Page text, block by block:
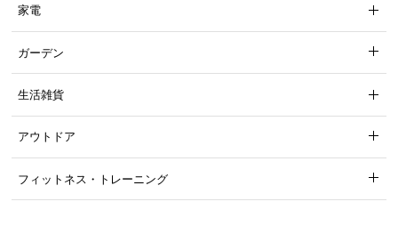
家電
ガーデン
生活雑貨
アウトドア
フィットネス・トレーニング